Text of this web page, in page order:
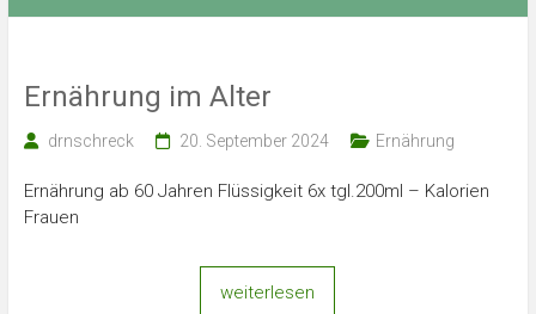
Ernährung im Alter
drnschreck 20. September 2024 Ernährung
Ernährung ab 60 Jahren Flüssigkeit 6x tgl.200ml – Kalorien
Frauen
weiterlesen